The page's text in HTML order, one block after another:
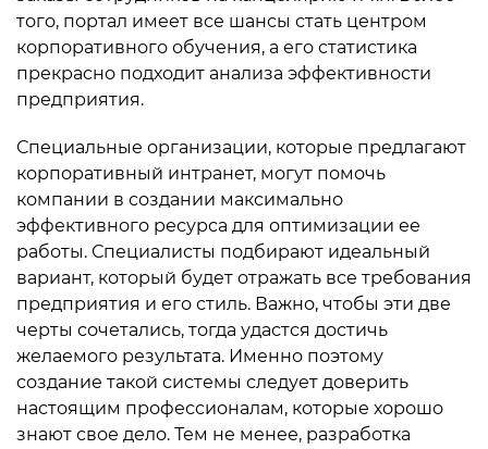
того, портал имеет все шансы стать центром
корпоративного обучения, а его статистика
прекрасно подходит анализа эффективности
предприятия.
Специальные организации, которые предлагают
корпоративный интранет, могут помочь
компании в создании максимально
эффективного ресурса для оптимизации ее
работы. Специалисты подбирают идеальный
вариант, который будет отражать все требования
предприятия и его стиль. Важно, чтобы эти две
черты сочетались, тогда удастся достичь
желаемого результата. Именно поэтому
создание такой системы следует доверить
настоящим профессионалам, которые хорошо
знают свое дело. Тем не менее, разработка